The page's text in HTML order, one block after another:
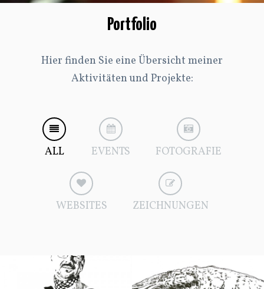
Portfolio
Hier finden Sie eine Übersicht meiner
Aktivitäten und Projekte:
ALL EVENTS FOTOGRAFIE
WEBSITES ZEICHNUNGEN